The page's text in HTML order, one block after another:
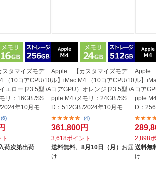
タマイズモデ
（10コアCPU/10
エロー [23.5型 /A
リ：16GB /SS
年10月モデ
(6)
荷次第出荷
Apple 【カスタマイズモデ
ル】iMac M4 （10コアCPU/10
コアGPU）オレンジ [23.5型 /A
pple M4 /メモリ：24GB /SS
D：512GB /2024年10月モデ
ル]
(4)
361,800円
3,618ポイント
送料無料、8月10日（月） お届
け
Apple
ル】
コア
pple
D：
ル]
2,898
送料無
け